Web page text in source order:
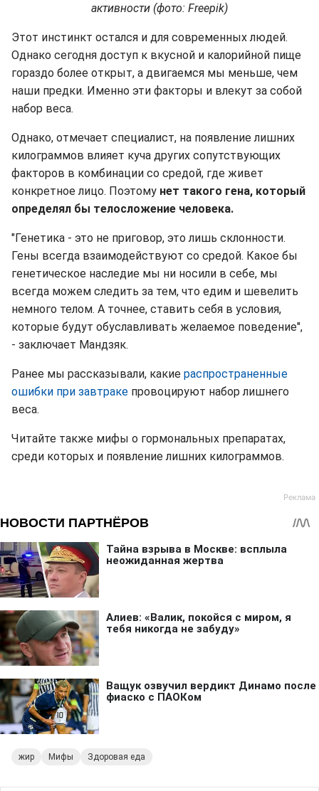
активности (фото: Freepik)
Этот инстинкт остался и для современных людей.
Однако сегодня доступ к вкусной и калорийной пище
гораздо более открыт, а двигаемся мы меньше, чем
наши предки. Именно эти факторы и влекут за собой
набор веса.
Однако, отмечает специалист, на появление лишних
килограммов влияет куча других сопутствующих
факторов в комбинации со средой, где живет
конкретное лицо. Поэтому нет такого гена, который
определял бы телосложение человека.
"Генетика - это не приговор, это лишь склонности.
Гены всегда взаимодействуют со средой. Какое бы
генетическое наследие мы ни носили в себе, мы
всегда можем следить за тем, что едим и шевелить
немного телом. А точнее, ставить себя в условия,
которые будут обуславливать желаемое поведение",
- заключает Мандзяк.
Ранее мы рассказывали, какие распространенные
ошибки при завтраке провоцируют набор лишнего
веса.
Читайте также мифы о гормональных препаратах,
среди которых и появление лишних килограммов.
жир Мифы Здоровая еда